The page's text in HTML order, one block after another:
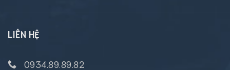
LIÊN HỆ
0934.89.89.82